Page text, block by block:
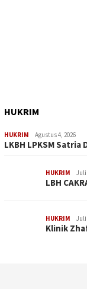
HUKRIM
HUKRIM Agustus 4, 2026
LKBH LPKSM
HUKRIM Juli
LBH
HUKRIM Juli
Klinik